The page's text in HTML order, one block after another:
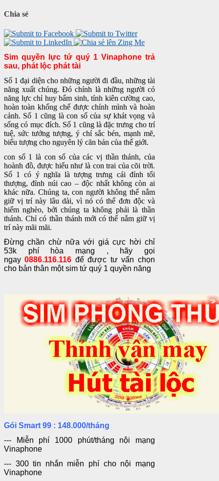
Chia sẻ
Sim quyền lực tứ quý 1 Vinaphone trả
sau, phát lộc phát tài
Số 1 đại diện cho những người đi đầu, những tài
năng xuất chúng. Đó chính là những người có
năng lực chỉ huy bẩm sinh, tính kiên cường cao,
hoàn toàn khống chế được chính mình và hoàn
cảnh. Số 1 cũng là con số của sự khát vọng và
sống có mục đích. Số 1 cũng là đặc trưng cho trí
tuệ, sức tưởng tượng, ý chí sắc bén, mạnh mẽ,
biểu tượng cho nguyên lý căn bản của thế giới.
con số 1 là con số của các vị thần thánh, của
hoành đồ, được hiểu như là con trai của cõi trời.
Số 1 có ý nghĩa là tượng trưng cái đỉnh tối
thượng, đỉnh núi cao – độc nhất không còn ai
khác nữa. Chúng ta, con người không thể nắm
giữ vị trí này lâu dài, vì nó có thể đơn độc và
hiểm nghèo, bởi chúng ta không phải là thần
thánh. Chỉ có thần thánh mới có thể nắm giữ vị
trí này mãi mãi.
Đừng chần chừ nữa với giá cực hời chỉ
53k phí hòa mạng , hãy gọi
ngay0886.116.116 để được tư vấn chọn
cho bản thân một sim tứ quý 1 quyền năng
Gói Smart 99 : 148.000/tháng
--- Miễn phí 1000 phút/tháng nội mạng
Vinaphone
--- 300 tin nhắn miễn phí cho nội mạng
Vinaphone